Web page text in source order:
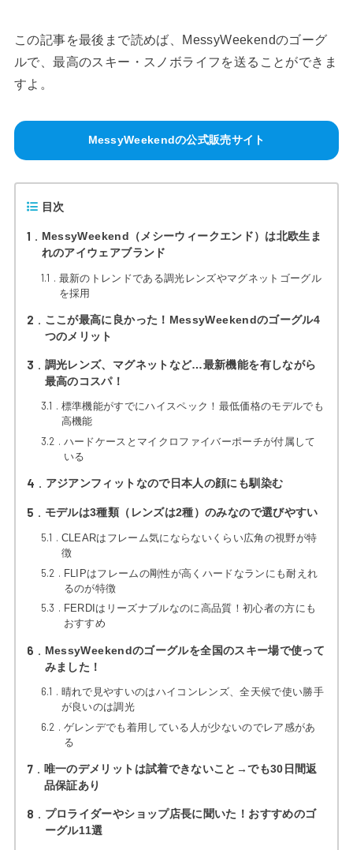
この記事を最後まで読めば、MessyWeekendのゴーグ
ルで、最高のスキー・スノボライフを送ることができま
すよ。
MessyWeekendの公式販売サイト
目次
1
MessyWeekend（メシーウィークエンド）は北欧生ま
れのアイウェアブランド
1.1
最新のトレンドである調光レンズやマグネットゴーグル
を採用
2
ここが最高に良かった！MessyWeekendのゴーグル4
つのメリット
3
調光レンズ、マグネットなど…最新機能を有しながら
最高のコスパ！
3.1
標準機能がすでにハイスペック！最低価格のモデルでも
高機能
3.2
ハードケースとマイクロファイバーポーチが付属して
いる
4 アジアンフィットなので日本人の顔にも馴染む
5 モデルは3種類（レンズは2種）のみなので選びやすい
5.1
CLEARはフレーム気にならないくらい広角の視野が特
徴
5.2
FLIPはフレームの剛性が高くハードなランにも耐えれ
るのが特徴
5.3
FERDIはリーズナブルなのに高品質！初心者の方にも
おすすめ
6
MessyWeekendのゴーグルを全国のスキー場で使って
みました！
6.1
晴れで見やすいのはハイコンレンズ、全天候で使い勝手
が良いのは調光
6.2
ゲレンデでも着用している人が少ないのでレア感があ
る
7
唯一のデメリットは試着できないこと→でも30日間返
品保証あり
8
プロライダーやショップ店長に聞いた！おすすめのゴ
ーグル11選